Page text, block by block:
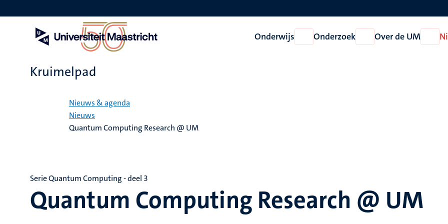
en
Onderwijs
Open
Onderwijs
Onderzoek
Open
Onderzoek
Over de UM
Open
Over
Kruimelpad
Nieuws & agenda
Nieuws
Quantum Computing Research @ UM
Quantum Computing Research @ UM
Serie Quantum Computing - deel 3